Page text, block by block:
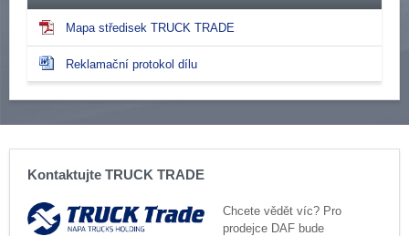
Mapa středisek TRUCK TRADE
Reklamační protokol dílu
Kontaktujte TRUCK TRADE
Chcete vědět víc? Pro
prodejce DAF bude